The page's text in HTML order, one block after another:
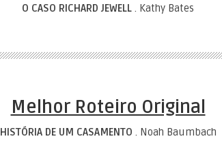
O CASO RICHARD JEWELL . Kathy Bates
Melhor Roteiro Original
HISTÓRIA DE UM CASAMENTO . Noah Baumbach